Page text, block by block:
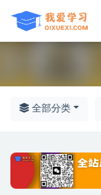
全部分类